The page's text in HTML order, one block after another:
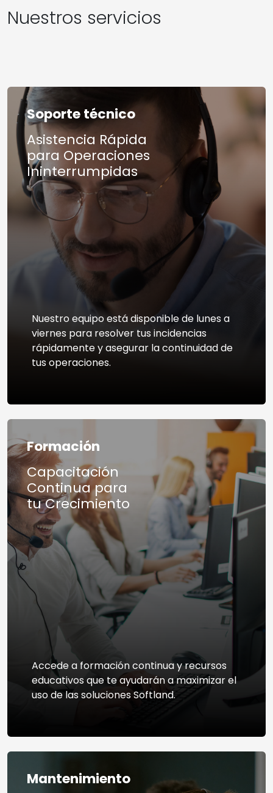
Nuestros servicios
Soporte técnico
Asistencia Rápida
para Operaciones
Ininterrumpidas
Nuestro equipo está disponible de lunes a
viernes para resolver tus incidencias
rápidamente y asegurar la continuidad de
tus operaciones.
Formación
Capacitación
Continua para
tu Crecimiento
Accede a formación continua y recursos
educativos que te ayudarán a maximizar el
uso de las soluciones Softland.
Mantenimiento